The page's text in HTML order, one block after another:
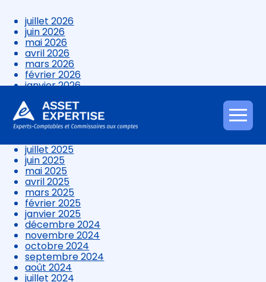
Aller
au
juillet 2026
juin 2026
mai 2026
avril 2026
mars 2026
février 2026
janvier 2026
novembre 2025
octobre 2025
septembre 2025
juillet 2025
juin 2025
mai 2025
avril 2025
mars 2025
février 2025
janvier 2025
décembre 2024
novembre 2024
octobre 2024
septembre 2024
août 2024
juillet 2024